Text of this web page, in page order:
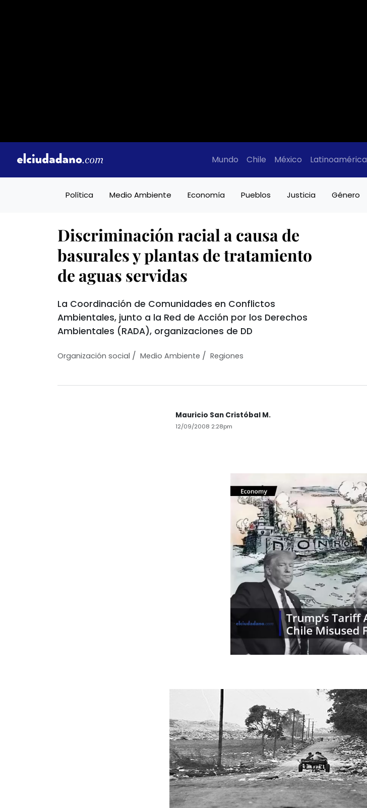
Mundo Chile México Latinoamérica
Política Medio Ambiente Economía Pueblos Justicia Género
Discriminación racial a causa de
basurales y plantas de tratamiento
de aguas servidas
La Coordinación de Comunidades en Conflictos
Ambientales, junto a la Red de Acción por los Derechos
Ambientales (RADA), organizaciones de DD
Organización social / Medio Ambiente / Regiones
Mauricio San Cristóbal M.
12/09/2008 2:28pm